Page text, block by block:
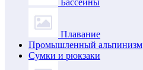
Бассейны
Плавание
Промышленный альпинизм
Сумки и рюкзаки